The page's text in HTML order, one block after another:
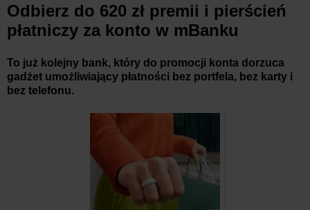
Odbierz do 620 zł premii i pierścień
płatniczy za konto w mBanku
To już kolejny bank, który do promocji konta dorzuca
gadżet umożliwiający płatności bez portfela, bez karty i
bez telefonu.